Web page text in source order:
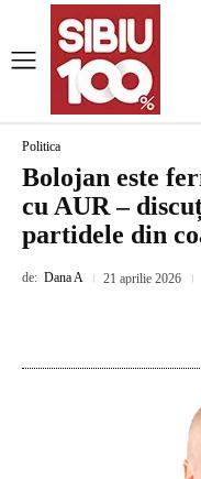
Politica
Bolojan este
cu AUR –
partidele din
de: Dana A 21 aprilie 2026